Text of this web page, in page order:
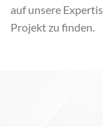
auf unsere
Projekt zu finden.